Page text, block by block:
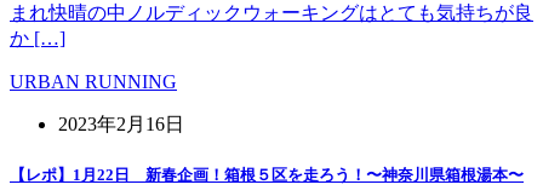
まれ快晴の中ノルディックウォーキングはとても気持ちが良
か […]
URBAN RUNNING
2023年2月16日
【レポ】1月22日 新春企画！箱根５区を走ろう！〜神奈川県箱根湯本〜